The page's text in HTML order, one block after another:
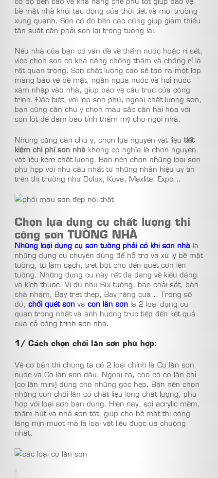
bề mặt nhà khỏi tác động của thời tiết và môi trường
xung quanh. Sơn có độ bền cao cũng giúp giảm thiểu
tần suất cần phải sơn lại trong tương lai.
Nếu nhà của bạn có vấn đề về thấm nước hoặc rỉ sét,
việc chọn sơn có khả năng chống thấm và chống rỉ là
rất quan trọng. Sơn chất lượng cao sẽ tạo ra một lớp
màng bảo vệ bề mặt, ngăn ngừa nước và hơi nước
xâm nhập vào nhà, giúp bảo vệ cấu trúc của công
trình. Đặc biệt, với lớp sơn phủ, ngoài chất lượng sơn,
bạn cũng cần chú ý chọn màu sắc cần hài hòa với
sơn lót để đảm bảo tính thẩm mỹ cho ngôi nhà.
Nhưng cũng cần chú ý, chọn lựa nguyên vật liệu tiết
kiệm chi phí sơn nhà không có nghĩa là chọn nguyên
vật liệu kém chất lượng. Bạn nên chọn những loại sơn
phù hợp với nhu cầu nhất từ những nhãn hiệu uy tín
trên thị trường như Dulux, Kova, Maxlite, Expo…
Chọn lựa dụng cụ chất lượng thi
công sơn TƯỜNG NHÀ
Những loại dụng cụ sơn tường phải có khi sơn nhà là
những dụng cụ chuyên dùng để hỗ trợ và xử lý bề mặt
tường, từ làm sạch, trét bột cho đến quét sơn lên
tường. Những dụng cụ này rất đa dạng về kiểu dáng
và kích thước. Ví dụ như Sủi tường, bàn chải sắt, bàn
chà nhám, Bay trét thép, Bay răng cưa… Trong số
đó, chổi quét sơn và con lăn sơn là 2 loại dụng cụ
quan trọng nhất và ảnh hưởng trực tiếp đến kết quả
của cả công trình sơn nhà.
1/ Cách chọn chổi lăn sơn phù hợp:
Về cơ bản thì chúng ta có 2 loại chính là Cọ lăn sơn
nước và Cọ lăn sơn dầu. Ngoài ra, còn có cọ lăn chỉ
(cọ lăn mini) dùng cho những góc hẹp. Bạn nên chọn
những con chổi lăn có chất liệu lông chất lượng, phù
hợp với loại sơn bạn dùng. Hiện nay, sợi acrylic mềm,
thấm hút và nhả sơn tốt, giúp cho bề mặt thi công
láng mịn mượt mà là loại vật liệu được ưa chuộng
nhất.